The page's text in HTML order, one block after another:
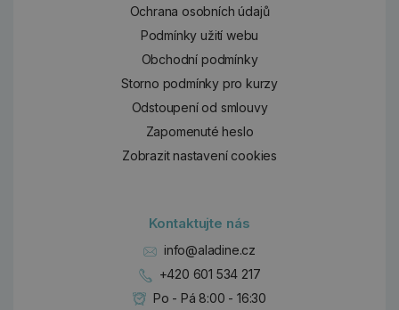
Ochrana osobních údajů
Podmínky užití webu
Obchodní podmínky
Storno podmínky pro kurzy
Odstoupení od smlouvy
Zapomenuté heslo
Zobrazit nastavení cookies
Kontaktujte nás
info@aladine.cz
+420 601 534 217
Po - Pá 8:00 - 16:30